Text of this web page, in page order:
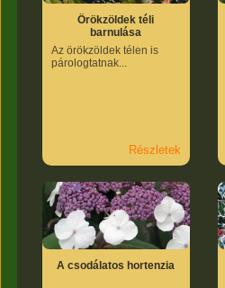
Örökzöldek téli
barnulása
Az örökzöldek télen is
párologtatnak...
Részletek
A csodálatos hortenzia